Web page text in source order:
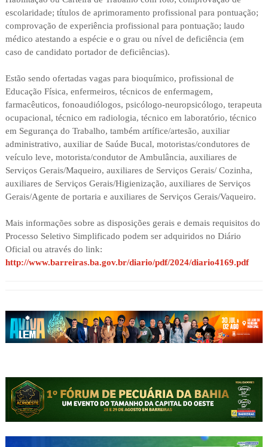
escolaridade; títulos de aprimoramento profissional para pontuação;
comprovação de experiência profissional para pontuação; laudo
médico atestando a espécie e o grau ou nível de deficiência (em
caso de candidato portador de deficiências).
Estão sendo ofertadas vagas para bioquímico, profissional de
Educação Física, enfermeiros, técnicos de enfermagem,
farmacêuticos, fonoaudiólogos, psicólogo-neuropsicólogo, terapeuta
ocupacional, técnico em radiologia, técnico em laboratório, técnico
em Segurança do Trabalho, também artífice/artesão, auxiliar
administrativo, auxiliar de Saúde Bucal, motoristas/condutores de
veículo leve, motorista/condutor de Ambulância, auxiliares de
Serviços Gerais/Maqueiro, auxiliares de Serviços Gerais/ Cozinha,
auxiliares de Serviços Gerais/Higienização, auxiliares de Serviços
Gerais/Agente de portaria e auxiliares de Serviços Gerais/Vaqueiro.
Mais informações sobre as disposições gerais e demais requisitos do
Processo Seletivo Simplificado podem ser adquiridos no Diário
Oficial ou através do link:
http://www.barreiras.ba.gov.br/diario/pdf/2024/diario4169.pdf